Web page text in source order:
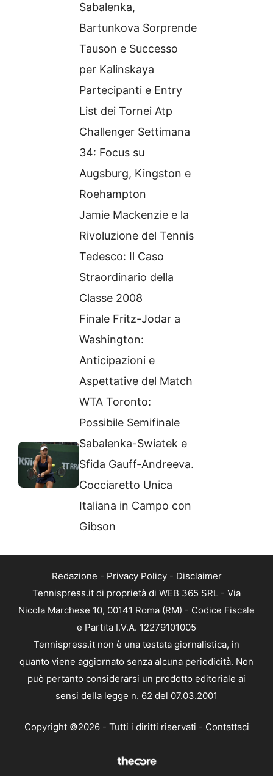
Sabalenka,
Bartunkova Sorprende
Tauson e Successo
per Kalinskaya
Partecipanti e Entry
List dei Tornei Atp
Challenger Settimana
34: Focus su
Augsburg, Kingston e
Roehampton
Jamie Mackenzie e la
Rivoluzione del Tennis
Tedesco: Il Caso
Straordinario della
Classe 2008
Finale Fritz-Jodar a
Washington:
Anticipazioni e
Aspettative del Match
WTA Toronto:
Possibile Semifinale
Sabalenka-Swiatek e
Sfida Gauff-Andreeva.
Cocciaretto Unica
Italiana in Campo con
Gibson
Redazione - Privacy Policy- Disclaimer
Tennispress.it di proprietà di WEB 365 SRL - Via
Nicola Marchese 10, 00141 Roma (RM) - Codice Fiscale
e Partita I.V.A. 12279101005
Tennispress.it non è una testata giornalistica, in
quanto viene aggiornato senza alcuna periodicità. Non
può pertanto considerarsi un prodotto editoriale ai
sensi della legge n. 62 del 07.03.2001
Copyright ©2026 - Tutti i diritti riservati - Contattaci